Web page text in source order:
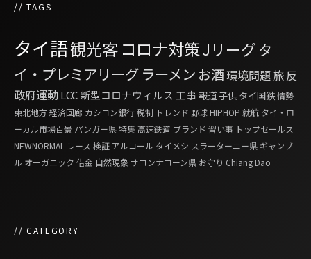
// TAGS
タイ語観光客 コロナ対策Jリーグ タ
イ・プレミアリーグ ラーメン お酒環境問題旅反
政府運動LCC新型コロナウィルス 工事報道子供 タイ国鉄情勢
東北地方経済回廊 カシコン銀行税制 トレンド 野球HIPHOP 就航 タイ・ロ
ーカル市場百景 パンガー県特集 高速鉄道 ブランド 習い事 トップセールス
NEWNORMAL レース 検証 アルコール タイメシ スラーターニー県 ギャンブ
ル オーガニック 借金 自然現象 サコンナコーン県 お守り Chiang Dao
// CATEGORY